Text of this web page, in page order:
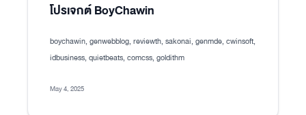
โปรเจกต์ BoyChawin
boychawin, genwebblog, reviewth, sakonai, genmde, cwinsoft,
idbusiness, quietbeats, comcss, goldithm
May 4, 2025